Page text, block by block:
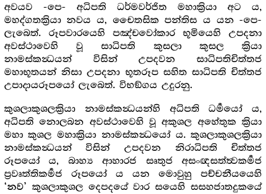
අවයව -පෙ- අධිපති ධර්මවර්ජිත මහාක්‍රියා අට ය,
මහද්ගතක්‍රියා නවය ය, චෛතසික පන්තිස ය යන -පෙ-
ලැබෙත්. රූපවාරයෙහි පඤ්චවෝකාර භූමියෙහි උපදනා
අවස්ථාවෙහි වූ සාධිපති කුසලා කුසල ක්‍රියා
නාමස්කන්‍ධයන් විසින් උපදවන සාධිපතිචිත්තජ
මහාභූතයන් නිසා උපදනා භූතරූප සහිත සාධිපති චිත්තජ
උපාදායරූපයෝ ලැබෙත්. විභඞ්ගය උදුරනු.
කුශලාකුශලක්‍රියා නාමස්කන්‍ධයන්හි අධිපති ධර්‍මයෝ ය,
අධිපති නොලබන අවස්ථාවෙහි වූ අකුශල අහේතුක ක්‍රියා
මහා කුශල මහාක්‍රියා නාමස්කන්‍ධයෝ ය. කුශලාකුශලක්‍රියා
නාමස්කන්‍ධයන් විසින් උපදවන නිරාධිපති චිත්තජ
රූපයෝ ය, බාහ්‍ය ආහාරජ සෘතුජ අසංඥසත්ත්‍වකර්‍මජ
ප්‍රවෘත්තිකර්‍මජ රූපයෝ ය යන මොවුහු පච්චනීයයෙහි
‘නව’ කුශලාකුශල දෙපදයේ වාර සයෙහි සසහජාතදුකයේ